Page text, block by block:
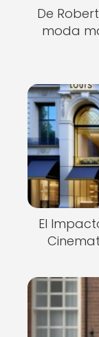
De
moda
El